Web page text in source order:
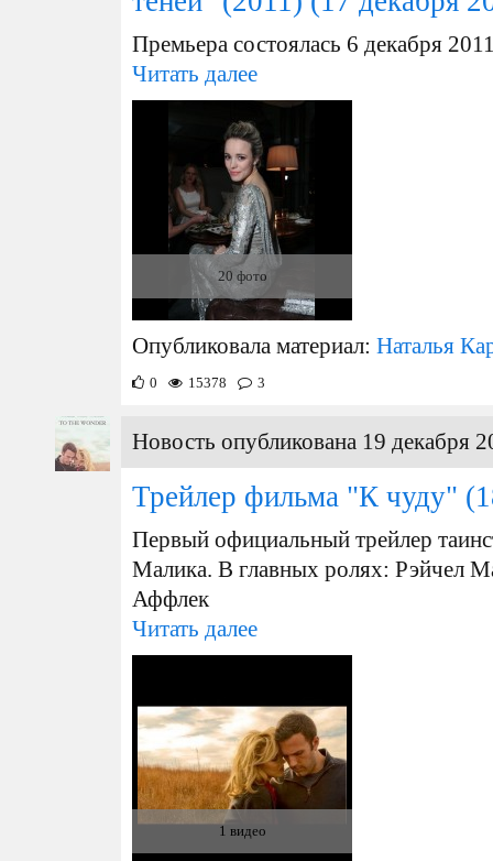
Премьера состоялась 6 декабря
Читать далее
20 фото
Опубликовала материал: Наталья
0 15378 3
Новость опубликована 19 декабря
Трейлер фильма "К чуду"
Первый официальный трейлер
Малика. В главных ролях: Рэйчел
Аффлек
Читать далее
1 видео